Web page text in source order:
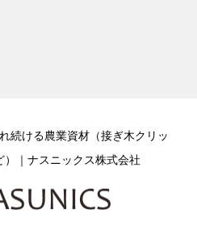
続ける農業資材（接ぎ木クリッ
）｜ナスニックス株式会社